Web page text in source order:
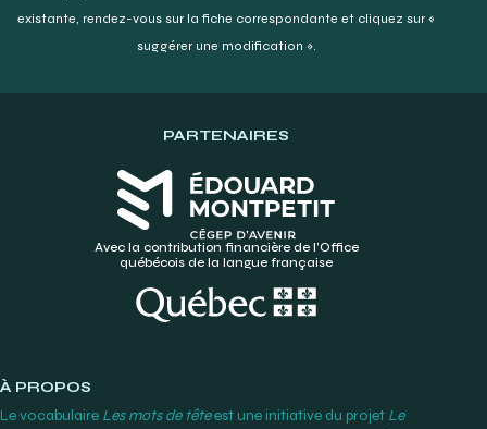
existante, rendez-vous sur la fiche correspondante et cliquez sur «
suggérer une modification ».
PARTENAIRES
Avec la contribution financière de l’Office
québécois de la langue française
À PROPOS
Le vocabulaire Les mots de têteest une initiative du projet Le